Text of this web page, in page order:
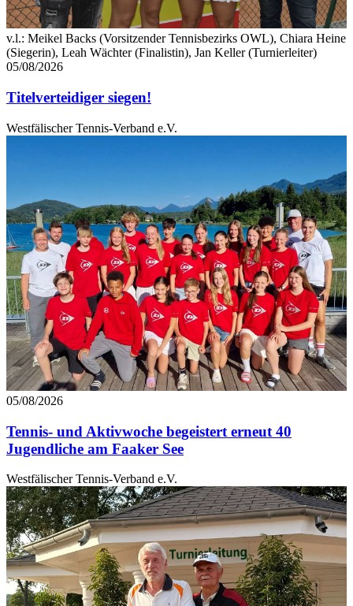
v.l.: Meikel Backs (Vorsitzender Tennisbezirks OWL), Chiara Heine
(Siegerin), Leah Wächter (Finalistin), Jan Keller (Turnierleiter)
05/08/2026
Titelverteidiger siegen!
Westfälischer Tennis-Verband e.V.
05/08/2026
Tennis- und Aktivwoche begeistert erneut 40
Jugendliche am Faaker See
Westfälischer Tennis-Verband e.V.